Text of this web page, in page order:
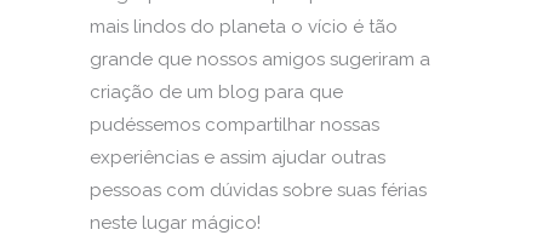
mais lindos do planeta o vício é tão
grande que nossos amigos sugeriram a
criação de um blog para que
pudéssemos compartilhar nossas
experiências e assim ajudar outras
pessoas com dúvidas sobre suas férias
neste lugar mágico!